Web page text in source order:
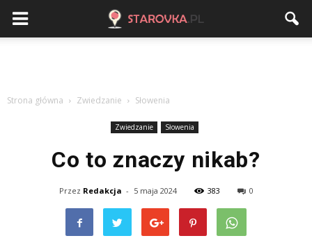
Strona główna Zwiedzanie Słowenia
Zwiedzanie Słowenia
Co to znaczy nikab?
Przez Redakcja - 5 maja 2024 383 0